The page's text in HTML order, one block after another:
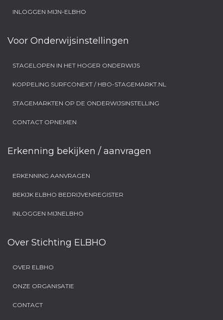
INLOGGEN MIJN-ELBHO
Voor Onderwijsinstellingen
STAGELOPEN IN HET HOGER ONDERWIJS
KOPPELING SURFCONEXT / HBO-STAGEMARKT.NL
STAGEMARKTEN OP DE ONDERWIJSINSTELLING
CONTACT OPNEMEN
Erkenning bekijken / aanvragen
ERKENNING AANVRAGEN
BEKIJK ELBHO BEDRIJVENREGISTER
INLOGGEN MIJNELBHO
Over Stichting ELBHO
OVER ELBHO
ONZE ORGANISATIE
CONTACT